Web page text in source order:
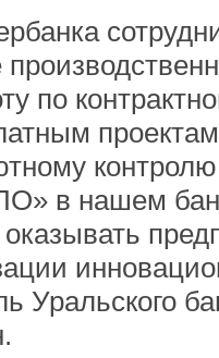
по
в нашем
Уральского